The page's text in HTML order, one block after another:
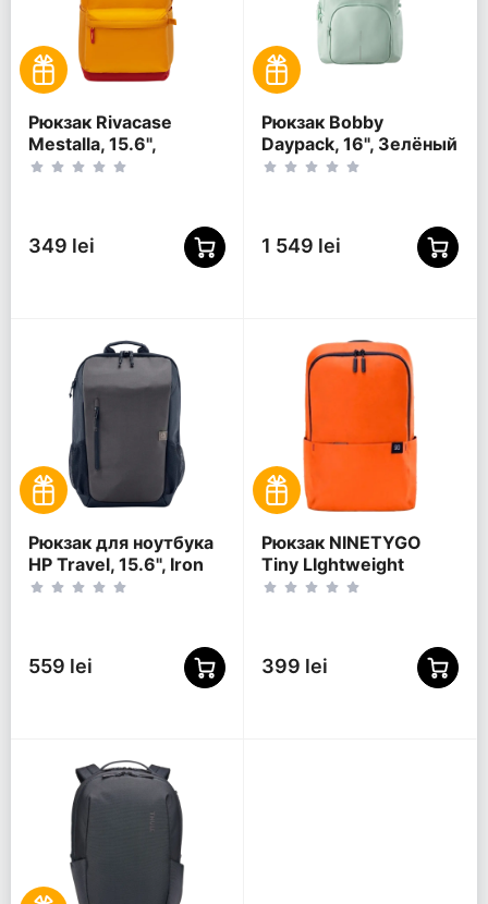
Рюкзак Rivacase
Mestalla, 15.6",
Золотой
349 lei
Рюкзак Bobby
Daypack, 16", Зелёный
1 549 lei
Рюкзак для ноутбука
HP Travel, 15.6", Iron
Grey
559 lei
Рюкзак NINETYGO
Tiny LIghtweight
Casual, 15.6",
399 lei